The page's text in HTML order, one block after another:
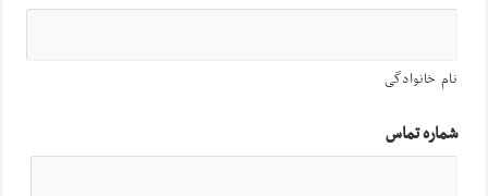
نام خانوادگی
شماره تماس